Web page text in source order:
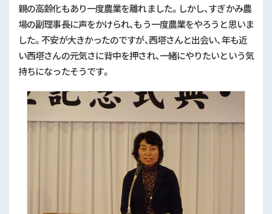
親の高齢化もあり一度農業を離れました。しかし、すぎかみ農
場の副理事長に声をかけられ、もう一度農業をやろうと思いま
した。不安が大きかったのですが、西塔さんと出会い、年も近
い西塔さんの元気さに背中を押され、一緒にやりたいという気
持ちになったそうです。